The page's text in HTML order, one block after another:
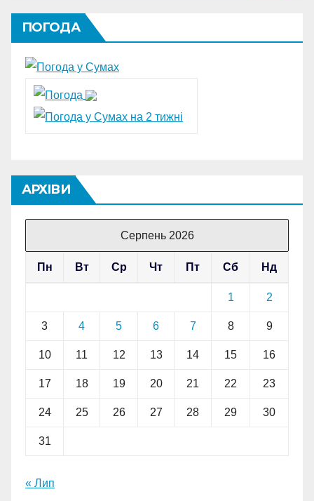
ПОГОДА
АРХІВИ
Серпень 2026
Пн Вт Ср Чт Пт Сб Нд
1 2
3 4 5 6 7 8 9
10 11 12 13 14 15 16
17 18 19 20 21 22 23
24 25 26 27 28 29 30
31
« Лип